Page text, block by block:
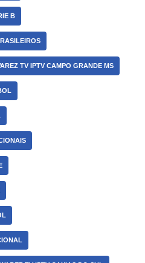
B
TV IPTV CAMPO GRANDE MS